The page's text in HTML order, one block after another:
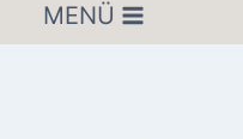
MENÜ